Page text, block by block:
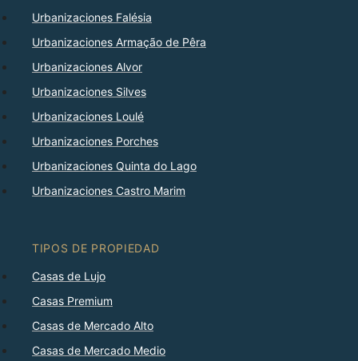
Urbanizaciones Falésia
Urbanizaciones Armação de Pêra
Urbanizaciones Alvor
Urbanizaciones Silves
Urbanizaciones Loulé
Urbanizaciones Porches
Urbanizaciones Quinta do Lago
Urbanizaciones Castro Marim
TIPOS DE PROPIEDAD
Casas de Lujo
Casas Premium
Casas de Mercado Alto
Casas de Mercado Medio